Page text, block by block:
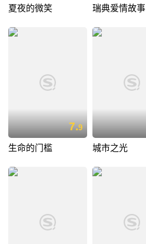
夏夜的微笑 瑞典爱情故事
7.9
生命的门槛 城市之光